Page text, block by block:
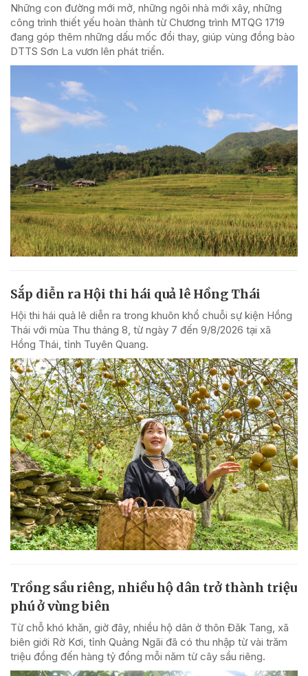
Những con đường mới mở, những ngôi nhà mới xây, những
công trình thiết yếu hoàn thành từ Chương trình MTQG 1719
đang góp thêm những dấu mốc đổi thay, giúp vùng đồng bào
DTTS Sơn La vươn lên phát triển.
Sắp diễn ra Hội thi hái quả lê Hồng Thái
Hội thi hái quả lê diễn ra trong khuôn khổ chuỗi sự kiện Hồng
Thái với mùa Thu tháng 8, từ ngày 7 đến 9/8/2026 tại xã
Hồng Thái, tỉnh Tuyên Quang.
Trồng sầu riêng, nhiều hộ dân trở thành triệu
phú ở vùng biên
Từ chỗ khó khăn, giờ đây, nhiều hộ dân ở thôn Đăk Tang, xã
biên giới Rờ Kơi, tỉnh Quảng Ngãi đã có thu nhập từ vài trăm
triệu đồng đến hàng tỷ đồng mỗi năm từ cây sầu riêng.